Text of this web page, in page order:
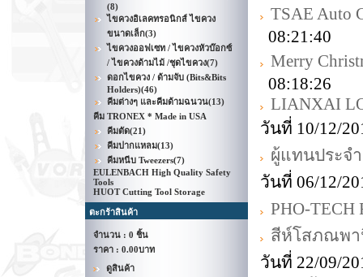
(8)
ไขควงอิเลคทรอนิกส์ ไขควง
ขนาดเล็ก(3)
ไขควงออฟเซท / ไขควงหัวบ๊อกซ์
/ ไขควงด้ามไม้ /ชุดไขควง(7)
ดอกไขควง / ด้ามจับ (Bits&Bits
Holders)(46)
คีมต่างๆ และคีมด้ามฉนวน(13)
คีม TRONEX * Made in USA
คีมตัด(21)
คีมปากแหลม(13)
คีมหนีบ Tweezers(7)
EULENBACH High Quality Safety
Tools
HUOT Cutting Tool Storage
ตะกร้าสินค้า
จำนวน : 0 ชิ้น
ราคา : 0.00บาท
ดูสินค้า
TSAE Auto
08:21:40
Merry
08:18:26
LIANXAI
วันที่ 10/12/
ผู้แทนประจ
วันที่ 06/12/
PHO-TECH
สีห์โสภณพา
วันที่ 22/09/